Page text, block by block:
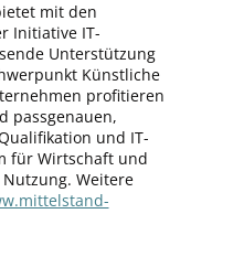
mit den
Initiative IT-
Unterstützung
Künstliche
profitieren
passgenauen,
und IT-
für Wirtschaft und
Weitere